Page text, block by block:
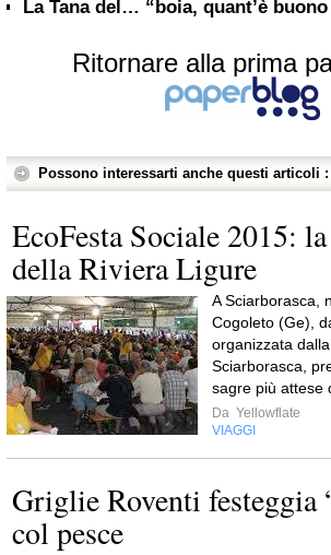
La Tana del… “boia, quant’è
Ritornare alla prima
Possono interessarti anche questi articoli :
EcoFesta Sociale 2015:
della Riviera Ligure
A Sciarborasca,
Cogoleto (Ge),
organizzata
Sciarborasca,
sagre più attese
Da Yellowflate
VIAGGI
Griglie Roventi festeggia
col pesce